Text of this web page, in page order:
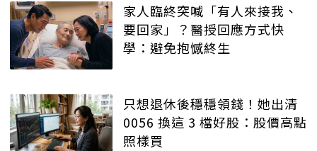
家人臨終突喊「有人來接我、
要回家」？醫授回應方式快
學：避免抱憾終生
只想退休後穩穩領錢！她出清
0056 換這 3 檔好股：股價高點
照樣買